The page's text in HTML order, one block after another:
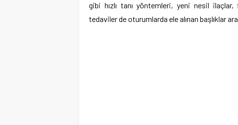
gibi hızlı tanı yöntemleri, yeni nesil
tedaviler de oturumlarda ele alınan başlıklar